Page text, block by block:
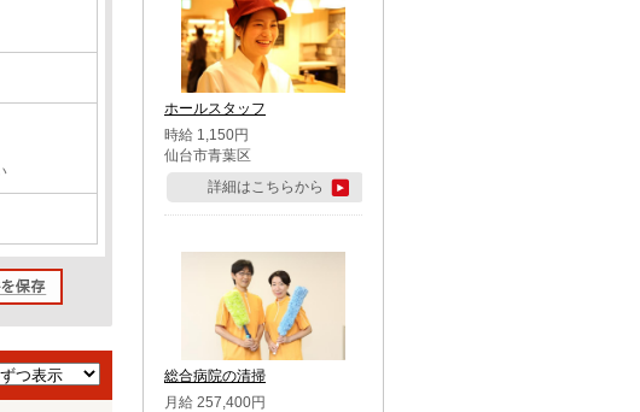
ホールスタッフ
時給 1,150円
仙台市青葉区
詳細はこちらから
総合病院の清掃
月給 257,400円